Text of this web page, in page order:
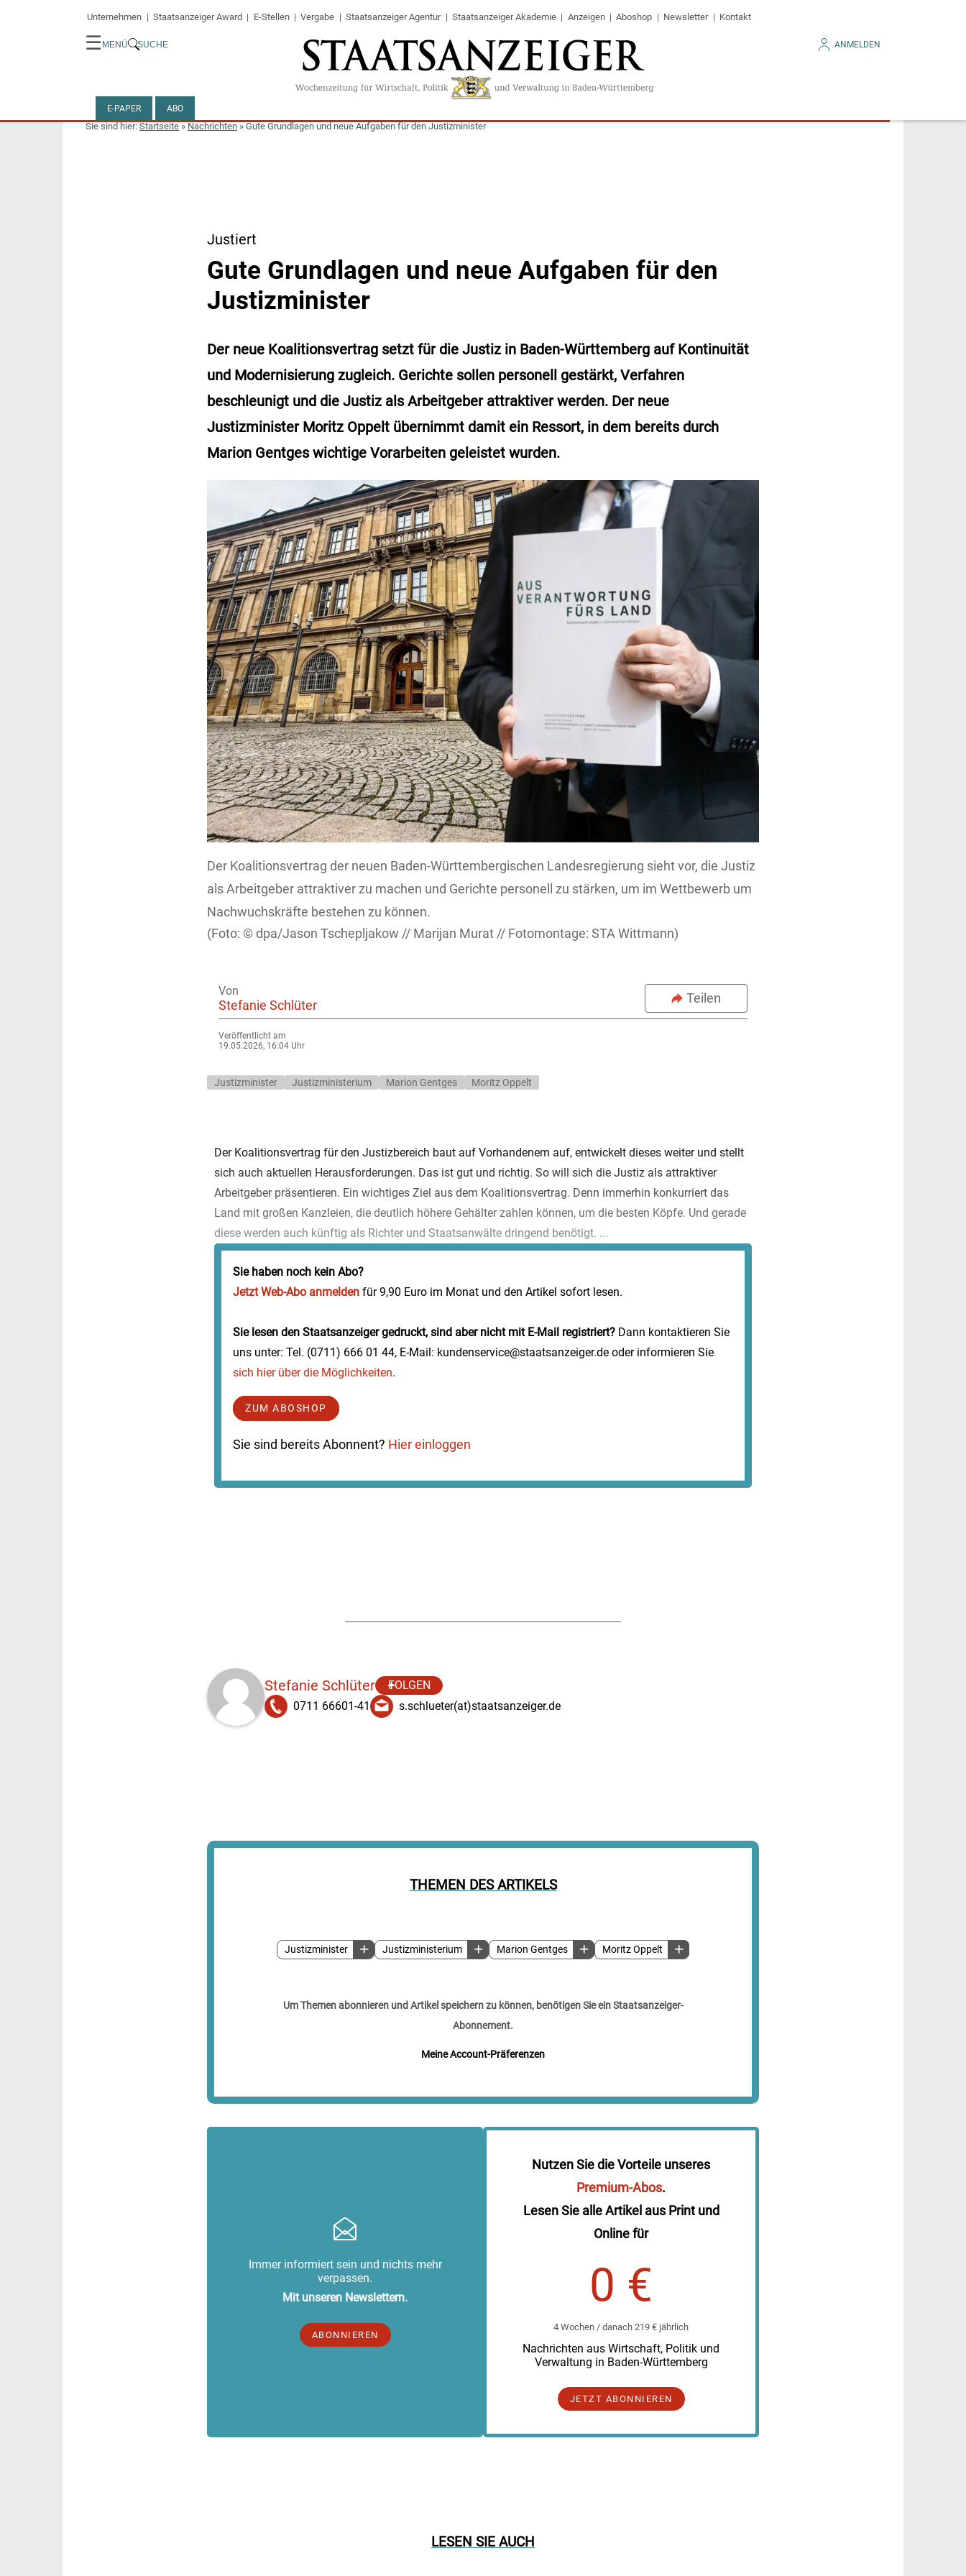
Unternehmen Staatsanzeiger Award E-Stellen Vergabe Staatsanzeiger Agentur Staatsanzeiger Akademie Anzeigen Aboshop Newsletter Kontakt
☰ MENÜ SUCHE ANMELDEN
E-PAPER ABO
Startseite»Nachrichten»Gute Grundlagen und neue Aufgaben für den Justizminister
THEMEN DES ARTIKELS
Justizminister Justizministerium Marion Gentges Moritz Oppelt
Um Themen abonnieren und Artikel speichern zu können, benötigen Sie ein Staatsanzeiger-
Abonnement.
Meine Account-Präferenzen
Justiert
Gute Grundlagen und neue Aufgaben für den
Justizminister
Der neue Koalitionsvertrag setzt für die Justiz in Baden-Württemberg auf Kontinuität
und Modernisierung zugleich. Gerichte sollen personell gestärkt, Verfahren
beschleunigt und die Justiz als Arbeitgeber attraktiver werden. Der neue
Justizminister Moritz Oppelt übernimmt damit ein Ressort, in dem bereits durch
Marion Gentges wichtige Vorarbeiten geleistet wurden.
Der Koalitionsvertrag der neuen Baden-Württembergischen Landesregierung sieht vor, die Justiz
als Arbeitgeber attraktiver zu machen und Gerichte personell zu stärken, um im Wettbewerb um
Nachwuchskräfte bestehen zu können.
dpa/Jason Tschepljakow // Marijan Murat // Fotomontage: STA Wittmann)
Von
Stefanie Schlüter Teilen
Veröffentlicht am
19.05.2026, 16:04 Uhr
Justizminister Justizministerium Marion Gentges Moritz Oppelt
Der Koalitionsvertrag für den Justizbereich baut auf Vorhandenem auf, entwickelt dieses weiter und stellt
sich auch aktuellen Herausforderungen. Das ist gut und richtig. So will sich die Justiz als attraktiver
Arbeitgeber präsentieren. Ein wichtiges Ziel aus dem Koalitionsvertrag. Denn immerhin konkurriert das
Land mit großen Kanzleien, die deutlich höhere Gehälter zahlen können, um die besten Köpfe. Und gerade
diese werden auch künftig als Richter und Staatsanwälte dringend benötigt. ...
Sie haben noch kein Abo?
Jetzt Web-Abo anmelden für 9,90 Euro im Monat und den Artikel sofort lesen.
Sie lesen den Staatsanzeiger gedruckt, sind aber nicht mit E-Mail registriert? Dann kontaktieren Sie
uns unter: Tel. (0711) 666 01 44, E-Mail: kundenservice@staatsanzeiger.de oder informieren Sie
sich hier über die Möglichkeiten.
ZUM ABOSHOP
Sie sind bereits Abonnent? Hier einloggen
Stefanie Schlüter
FOLGEN
0711 66601-41
s.schlueter(at)staatsanzeiger.de
Immer informiert sein und nichts mehr
verpassen.
Mit unseren Newslettern.
ABONNIEREN
Nutzen Sie die Vorteile unseres
Premium-Abos.
Lesen Sie alle Artikel aus Print und
Online für
0 €
4 Wochen / danach 219 € jährlich
Nachrichten aus Wirtschaft, Politik und
Verwaltung in Baden-Württemberg
JETZT ABONNIEREN
LESEN SIE AUCH